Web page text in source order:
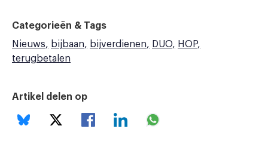
Categorieën & Tags
Nieuws
bijbaan bijverdienen DUO
HOP
terugbetalen
Artikel delen op